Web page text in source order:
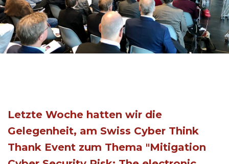
Letzte Woche hatten wir die
Gelegenheit, am Swiss Cyber Think
Thank Event zum Thema "Mitigation